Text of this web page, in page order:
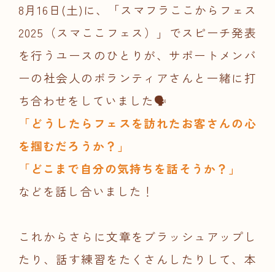
8月16日(土)に、「スマフラここからフェス
2025（スマここフェス）」でスピーチ発表
を行うユースのひとりが、サポートメンバ
ーの社会人のボランティアさんと一緒に打
ち合わせをしていました🗣️
「どうしたらフェスを訪れたお客さんの心
を掴むだろうか？」
「どこまで自分の気持ちを話そうか？」
などを話し合いました！
これからさらに文章をブラッシュアップし
たり、話す練習をたくさんしたりして、本